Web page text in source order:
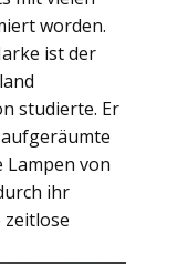
worden.
ist der
studierte. Er
von
ihr